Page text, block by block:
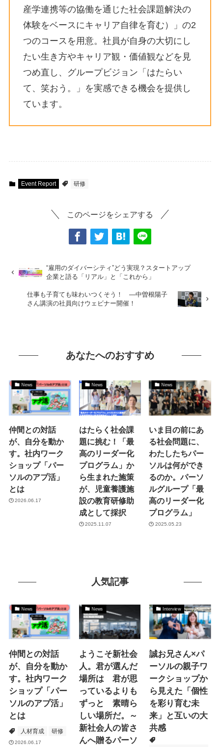
産学連携等の協働を通じた社会課題解決の
体験をベースにキャリア自律を育む）」の2
つのコースを用意。社員が自身の大切にし
たい生き方やキャリア観・価値観などを見
つめ直し、グループビジョン「はたらい
て、笑おう。」を実感できる機会を提供し
ています。
Event Report 研修
このページをシェアする
“雇用のダイバーシティ”どう実現？スタートアップ
企業と語る「リアル」と「これから」
仕事も子育ても味わいつくそう！ ―中曽根陽子
さん講演の社員向けウェビナー開催！
あなたへのおすすめ
News
仲間との対話
が、自分を動か
す。社内ワーク
ショップ「パー
ソルのアプ活」
とは
2026.06.17
News
はたらく社会課
題に挑む！「最
高のリーダー化
プログラム」か
ら生まれた施策
が、児童養護施
設の教育研修助
成として採択
2025.11.07
News
いま目の前にあ
る社会問題に、
わたしたちパー
ソルは何ができ
るのか。パーソ
ルグループ「最
高のリーダー化
プログラム」
2025.05.23
人気記事
News
仲間との対話
が、自分を動か
す。社内ワーク
ショップ「パー
ソルのアプ活」
とは
人材育成 研修
2026.06.17
News
ようこそ新社会
人。君が選んだ
場所は 君が思
っているよりも
ずっと 素晴ら
しい場所だ。～
新社会人の皆さ
んへ贈るパーソ
Interview
誠お兄さん×パ
ーソルの親子ワ
ークショップか
ら見えた「個性
を彩り育む未
来」と互いの大
共感